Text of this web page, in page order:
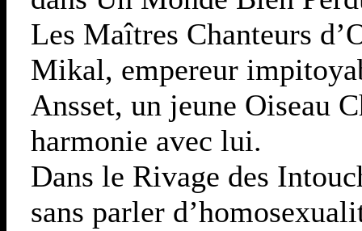
Les Maîtres Chanteurs
Mikal, empereur
Ansset, un jeune Oiseau
harmonie avec lui.
Dans le Rivage des
sans parler